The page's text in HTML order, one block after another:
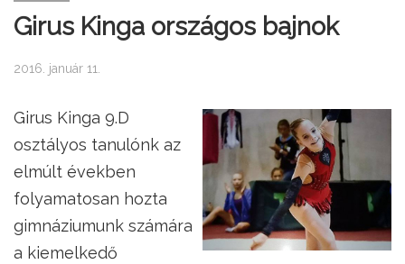
Girus Kinga országos bajnok
2016. január 11.
Girus Kinga 9.D
osztályos tanulónk az
elmúlt években
folyamatosan hozta
gimnáziumunk számára
a kiemelkedő